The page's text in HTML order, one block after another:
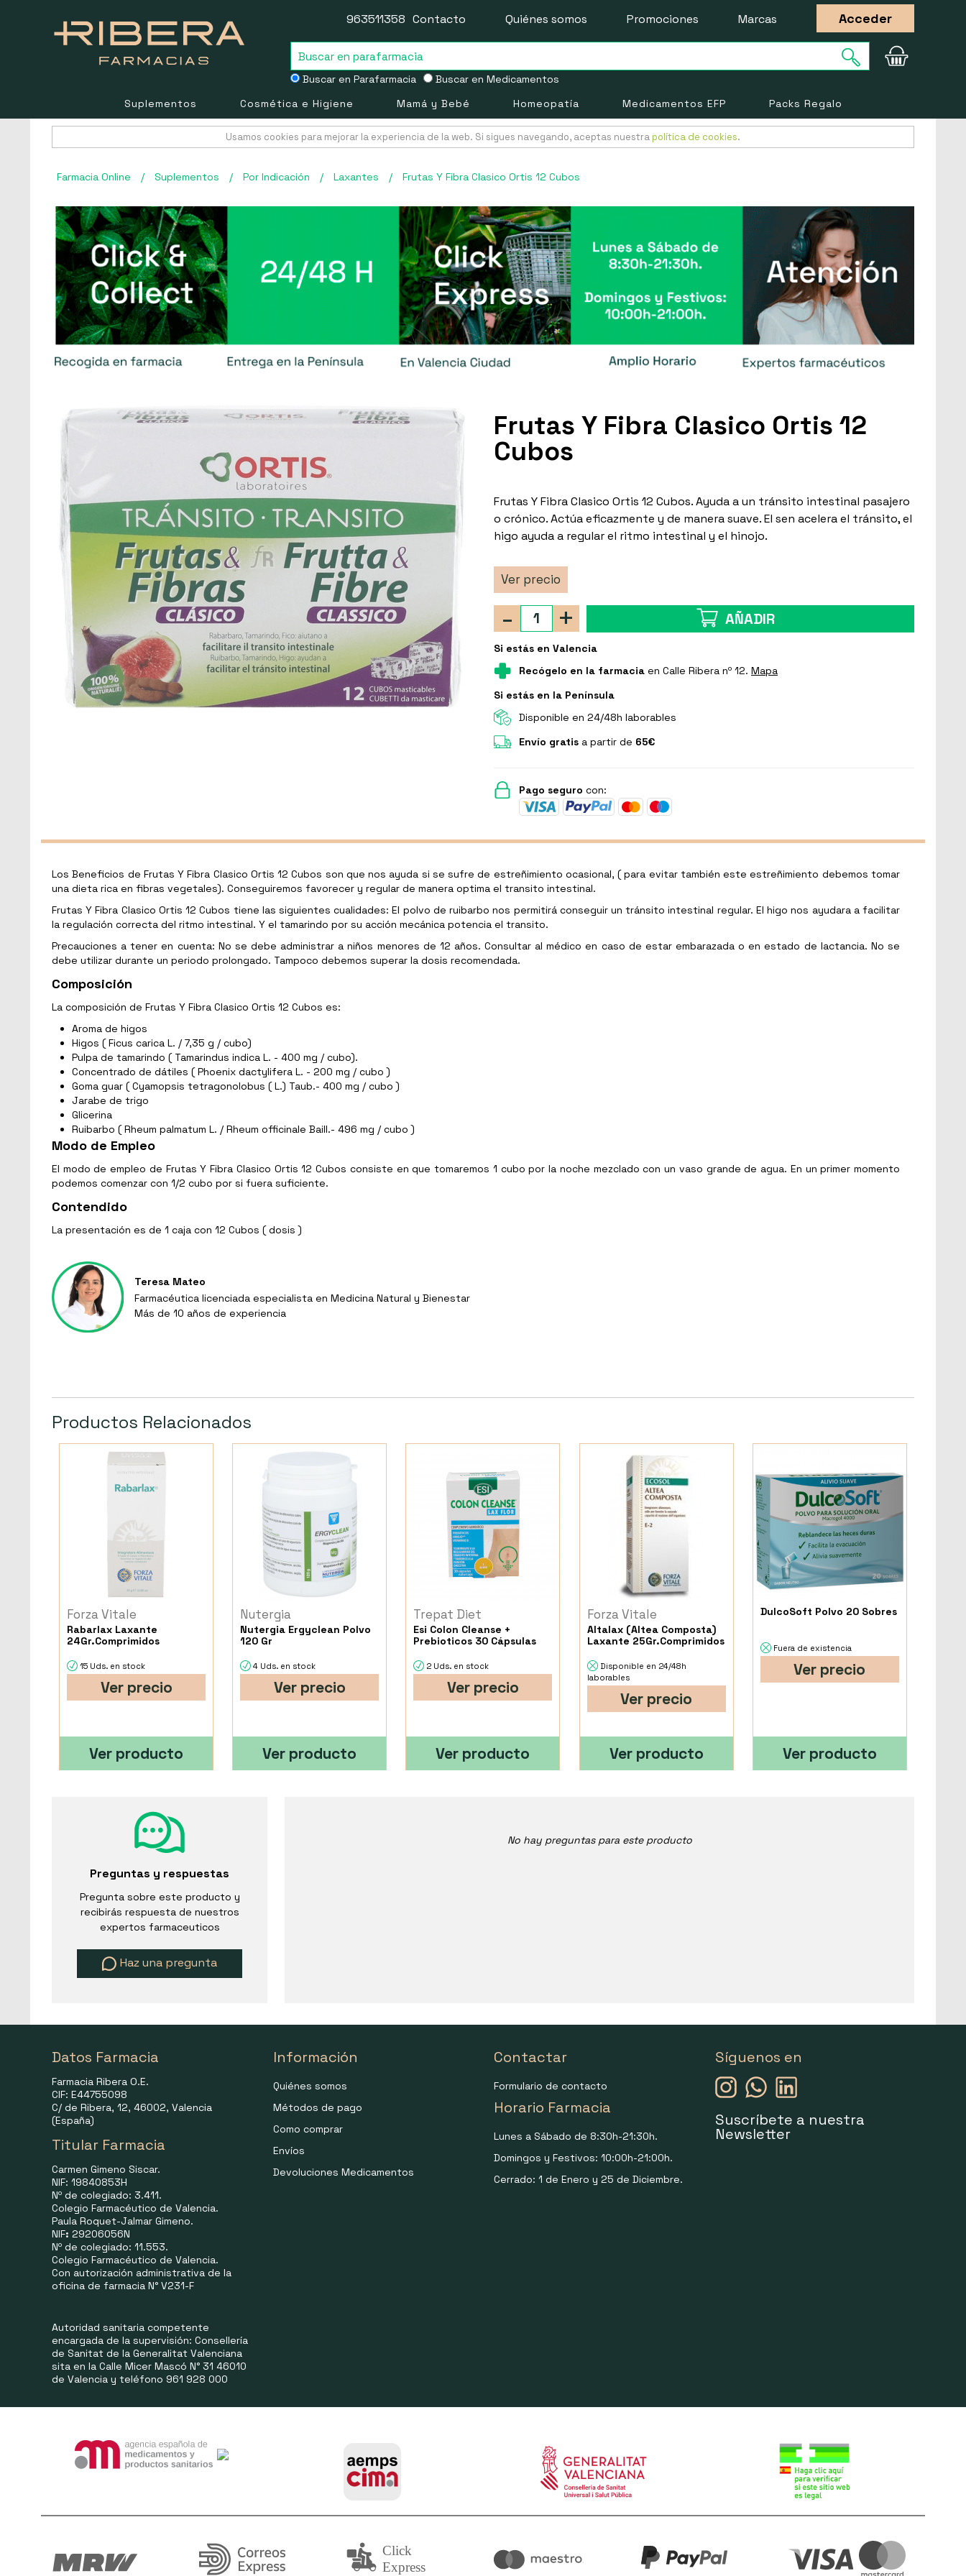
Buscar en Parafarmacia Buscar en Medicamentos
963511358 Contacto Quiénes somos Promociones Marcas Acceder
Suplementos Cosmética e Higiene Mamá y Bebé Homeopatía Medicamentos EFP Packs Regalo
Usamos cookies para mejorar la experiencia de la web. Si sigues navegando, aceptas nuestra política de cookies.
Farmacia Online / Suplementos / Por Indicación / Laxantes / Frutas Y Fibra Clasico Ortis 12 Cubos
Frutas Y Fibra Clasico Ortis 12
Cubos
Frutas Y Fibra Clasico Ortis 12 Cubos. Ayuda a un tránsito intestinal pasajero
o crónico. Actúa eficazmente y de manera suave. El sen acelera el tránsito, el
higo ayuda a regular el ritmo intestinal y el hinojo.
Ver precio
+
- AÑADIR
Si estás en Valencia
Recógelo en la farmacia en Calle Ribera nº 12. Mapa
Si estás en la Península
Disponible en 24/48h laborables
Envío gratis a partir de 65€
Pago seguro con:
Los Beneficios de Frutas Y Fibra Clasico Ortis 12 Cubos son que nos ayuda si se sufre de estreñimiento ocasional, ( para evitar también este estreñimiento debemos tomar
una dieta rica en fibras vegetales). Conseguiremos favorecer y regular de manera optima el transito intestinal.
Frutas Y Fibra Clasico Ortis 12 Cubos tiene las siguientes cualidades: El polvo de ruibarbo nos permitirá conseguir un tránsito intestinal regular. El higo nos ayudara a facilitar
la regulación correcta del ritmo intestinal. Y el tamarindo por su acción mecánica potencia el transito.
Precauciones a tener en cuenta: No se debe administrar a niños menores de 12 años. Consultar al médico en caso de estar embarazada o en estado de lactancia. No se
debe utilizar durante un periodo prolongado. Tampoco debemos superar la dosis recomendada.
Composición
La composición de Frutas Y Fibra Clasico Ortis 12 Cubos es:
Aroma de higos
Higos ( Ficus carica L. / 7,35 g / cubo)
Pulpa de tamarindo ( Tamarindus indica L. - 400 mg / cubo).
Concentrado de dátiles ( Phoenix dactylifera L. - 200 mg / cubo )
Goma guar ( Cyamopsis tetragonolobus ( L.) Taub.- 400 mg / cubo )
Jarabe de trigo
Glicerina
Ruibarbo ( Rheum palmatum L. / Rheum officinale Baill.- 496 mg / cubo )
Modo de Empleo
El modo de empleo de Frutas Y Fibra Clasico Ortis 12 Cubos consiste en que tomaremos 1 cubo por la noche mezclado con un vaso grande de agua. En un primer momento
podemos comenzar con 1/2 cubo por si fuera suficiente.
Contendido
La presentación es de 1 caja con 12 Cubos ( dosis )
Teresa Mateo
Farmacéutica licenciada especialista en Medicina Natural y Bienestar
Más de 10 años de experiencia
Productos Relacionados
Forza Vitale
Rabarlax Laxante
24Gr.Comprimidos
15 Uds. en stock
Ver precio
Ver producto
Nutergia
Nutergia Ergyclean Polvo
120 Gr
4 Uds. en stock
Ver precio
Ver producto
Trepat Diet
Esi Colon Cleanse +
Prebioticos 30 Cápsulas
2 Uds. en stock
Ver precio
Ver producto
Forza Vitale
Altalax (Altea Composta)
Laxante 25Gr.Comprimidos
Disponible en 24/48h
laborables
Ver precio
Ver producto
DulcoSoft Polvo 20 Sobres
Fuera de existencia
Ver precio
Ver producto
Preguntas y respuestas
Pregunta sobre este producto y
recibirás respuesta de nuestros
expertos farmaceuticos
Haz una pregunta
No hay preguntas para este producto
Datos Farmacia
Farmacia Ribera O.E.
CIF: E44755098
C/ de Ribera, 12, 46002, Valencia
(España)
Titular Farmacia
Carmen Gimeno Siscar.
NIF: 19840853H
Nº de colegiado: 3.411.
Colegio Farmacéutico de Valencia.
Paula Roquet-Jalmar Gimeno.
NIF: 29206056N
Nº de colegiado: 11.553.
Colegio Farmacéutico de Valencia.
Con autorización administrativa de la
oficina de farmacia N° V231-F
Autoridad sanitaria competente
encargada de la supervisión: Consellería
de Sanitat de la Generalitat Valenciana
sita en la Calle Micer Mascó N° 31 46010
de Valencia y teléfono 961 928 000
Información
Quiénes somos
Métodos de pago
Como comprar
Envíos
Devoluciones Medicamentos
Contactar
Formulario de contacto
Horario Farmacia
Lunes a Sábado de 8:30h-21:30h.
Domingos y Festivos: 10:00h-21:00h.
Cerrado: 1 de Enero y 25 de Diciembre.
Síguenos en
Suscríbete a nuestra
Newsletter